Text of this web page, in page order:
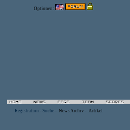
Optionen:
Registration - Suche - News Archiv - Artikel